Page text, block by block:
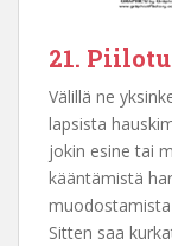
21.
Välillä ne
lapsista
jokin esine tai
kääntämistä
Sitten saa